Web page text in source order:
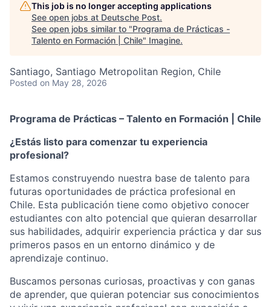
This job is no longer accepting applications
See open jobs at Deutsche Post.
See open jobs similar to "Programa de Prácticas -
Talento en Formación | Chile" Imagine.
Santiago, Santiago Metropolitan Region, Chile
Posted on May 28, 2026
Programa de Prácticas – Talento en Formación | Chile
¿Estás listo para comenzar tu experiencia
profesional?
Estamos construyendo nuestra base de talento para
futuras oportunidades de práctica profesional en
Chile. Esta publicación tiene como objetivo conocer
estudiantes con alto potencial que quieran desarrollar
sus habilidades, adquirir experiencia práctica y dar sus
primeros pasos en un entorno dinámico y de
aprendizaje continuo.
Buscamos personas curiosas, proactivas y con ganas
de aprender, que quieran potenciar sus conocimientos